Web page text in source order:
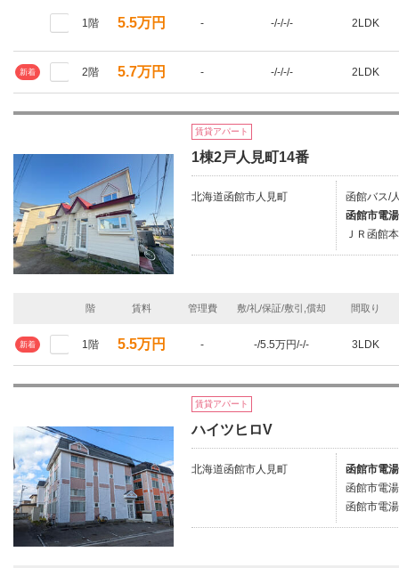
1階 5.5万円 - -/-/-/- 2LDK
新着 2階 5.7万円 - -/-/-/- 2LDK
賃貸アパート
1棟2戸人見町14番
北海道函館市人見町
函館バス/
函館市電
ＪＲ函館
階 賃料 管理費 敷/礼/保証/敷引,償却 間取り
新着 1階 5.5万円 - -/5.5万円/-/- 3LDK
賃貸アパート
ハイツヒロV
北海道函館市人見町
函館市電
函館市電
函館市電